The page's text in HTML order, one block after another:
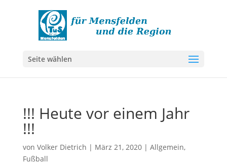
Seite wählen
!!! Heute vor einem Jahr
!!!
von Volker Dietrich | März 21, 2020| Allgemein,
Fußball